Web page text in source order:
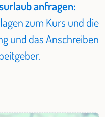
anfragen:
zum Kurs und die
und das Anschreiben